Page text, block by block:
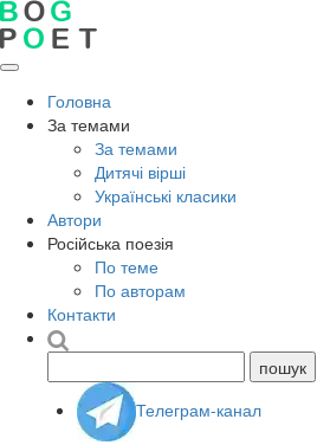
Головна
За темами
За темами
Дитячі вірші
Українські класики
Автори
Російська поезія
По теме
По авторам
Контакти
Телеграм-канал